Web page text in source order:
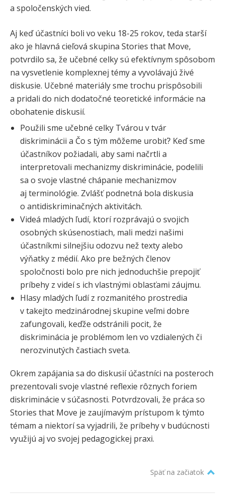
a spoločenských vied.
Aj keď účastníci boli vo veku 18-25 rokov, teda starší
ako je hlavná cieľová skupina Stories that Move,
potvrdilo sa, že učebné celky sú efektívnym spôsobom
na vysvetlenie komplexnej témy a vyvolávajú živé
diskusie. Učebné materiály sme trochu prispôsobili
a pridali do nich dodatočné teoretické informácie na
obohatenie diskusií.
Použili sme učebné celky Tvárou v tvár
diskriminácii a Čo s tým môžeme urobiť? Keď sme
účastníkov požiadali, aby sami načrtli a
interpretovali mechanizmy diskriminácie, podelili
sa o svoje vlastné chápanie mechanizmov
aj terminológie. Zvlášť podnetná bola diskusia
o antidiskriminačných aktivitách.
Videá mladých ľudí, ktorí rozprávajú o svojich
osobných skúsenostiach, mali medzi našimi
účastníkmi silnejšiu odozvu než texty alebo
výňatky z médií. Ako pre bežných členov
spoločnosti bolo pre nich jednoduchšie prepojiť
príbehy z videí s ich vlastnými oblasťami záujmu.
Hlasy mladých ľudí z rozmanitého prostredia
v takejto medzinárodnej skupine veľmi dobre
zafungovali, keďže odstránili pocit, že
diskriminácia je problémom len vo vzdialených či
nerozvinutých častiach sveta.
Okrem zapájania sa do diskusií účastníci na posteroch
prezentovali svoje vlastné reflexie rôznych foriem
diskriminácie v súčasnosti. Potvrdzovali, že práca so
Stories that Move je zaujímavým prístupom k týmto
témam a niektorí sa vyjadrili, že príbehy v budúcnosti
využijú aj vo svojej pedagogickej praxi.
Späť na začiatok